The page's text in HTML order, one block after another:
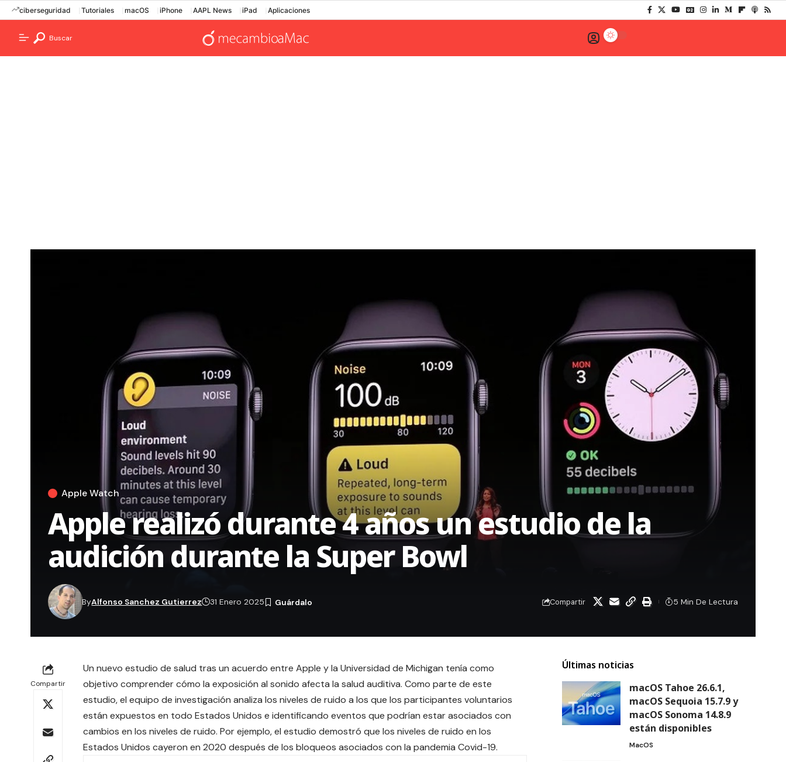
ciberseguridad Tutoriales macOS iPhone AAPL News iPad Aplicaciones
Buscar
Apple Watch
Apple realizó durante 4 años un estudio de la
audición durante la Super Bowl
ByAlfonso Sanchez Gutierrez 31 Enero 2025 Compartir 5 Min De Lectura
Compartir
Un nuevo estudio de salud tras un acuerdo entre Apple y la Universidad de Michigan tenía como
objetivo comprender cómo la exposición al sonido afecta la salud auditiva. Como parte de este
estudio, el equipo de investigación analiza los niveles de ruido a los que los participantes voluntarios
están expuestos en todo Estados Unidos e identificando eventos que podrían estar asociados con
cambios en los niveles de ruido. Por ejemplo, el estudio demostró que los niveles de ruido en los
Estados Unidos cayeron en 2020 después de los bloqueos asociados con la pandemia Covid-19.
Últimas noticias
macOS Tahoe 26.6.1,
macOS Sequoia 15.7.9 y
macOS Sonoma 14.8.9
están disponibles
MacOS